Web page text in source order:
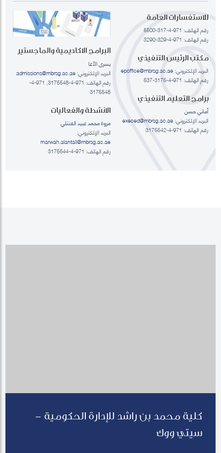
للاستفسارات العامة
رقم الهاتف: 971-4-317-5500
رقم الهاتف: 971-4-329-3290
مكتب الرئيس التنفيذي
البريد الإلكتروني:epoffice@mbrsg.ac.ae
رقم الهاتف: 971-4-3175-537
برامج التعليم التنفيذي
أماني حسن
البريد الإلكتروني:execed@mbrsg.ac.ae
رقم الهاتف: 971-4-3175542
البرامج الاكاديمية والماجستير
يسرى الآغا
البريد الإلكتروني: admissions@mbrsg.ac.ae
رقم الهاتف: 971-4-3175548, 971-4-
3175548
الانشطة والفعاليات
مروة محمد عبيد العنتلي
البريد الإلكتروني:
marwah.alantali@mbrsg.ac.ae​
رقم الهاتف: 971-4-3175544
كلية محمد بن راشد للإدارة الحكومية -
سيتي ووك